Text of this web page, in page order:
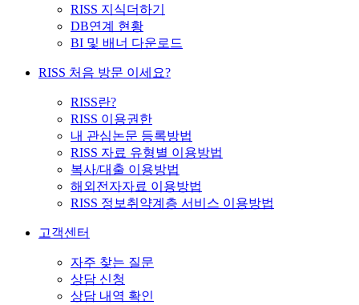
RISS 지식더하기
DB연계 현황
BI 및 배너 다운로드
RISS 처음 방문 이세요?
RISS란?
RISS 이용권한
내 관심논문 등록방법
RISS 자료 유형별 이용방법
복사/대출 이용방법
해외전자자료 이용방법
RISS 정보취약계층 서비스 이용방법
고객센터
자주 찾는 질문
상담 신청
상담 내역 확인